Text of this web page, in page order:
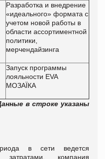
Разработка и внедрение
«идеального» формата с
учетом новой работы в
области ассортиментной
политики,
мерчендайзинга
Запуск программы
лояльности EVA
МОЗАЇКА
в строке указаны
в сети ведется
компания